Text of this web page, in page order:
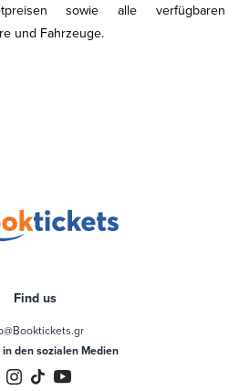
sowie alle verfügbaren
und Fahrzeuge.
Find us
den sozialen Medien